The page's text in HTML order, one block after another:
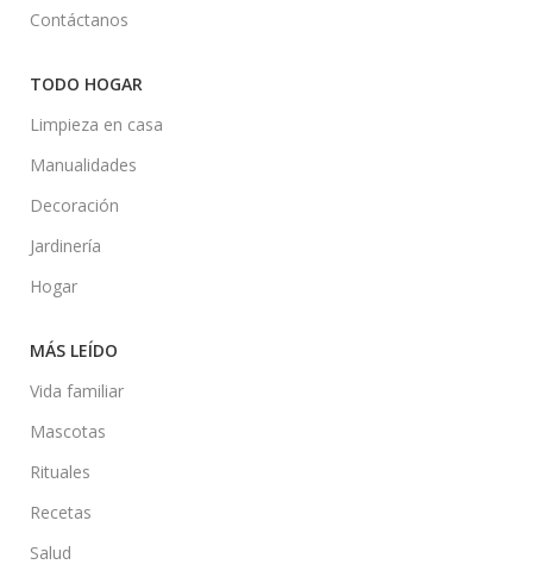
Contáctanos
TODO HOGAR
Limpieza en casa
Manualidades
Decoración
Jardinería
Hogar
MÁS LEÍDO
Vida familiar
Mascotas
Rituales
Recetas
Salud